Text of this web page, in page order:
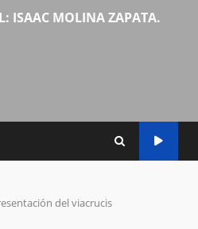
ISAAC MOLINA ZAPATA.
del viacrucis